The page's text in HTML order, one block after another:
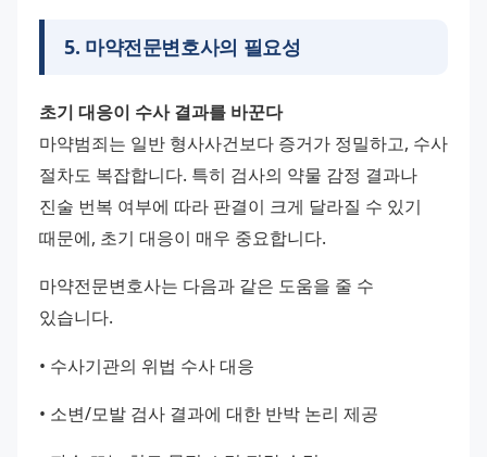
5. 마약전문변호사의 필요성
초기 대응이 수사 결과를 바꾼다
마약범죄는 일반 형사사건보다 증거가 정밀하고, 수사
절차도 복잡합니다. 특히 검사의 약물 감정 결과나
진술 번복 여부에 따라 판결이 크게 달라질 수 있기
때문에, 초기 대응이 매우 중요합니다.
마약전문변호사는 다음과 같은 도움을 줄 수
있습니다.
• 수사기관의 위법 수사 대응
• 소변/모발 검사 결과에 대한 반박 논리 제공